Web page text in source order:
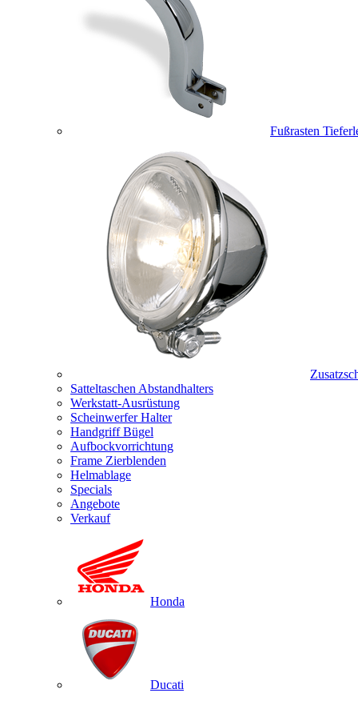
Fußrasten
Satteltaschen Abstandhalters
Werkstatt-Ausrüstung
Scheinwerfer Halter
Handgriff Bügel
Aufbockvorrichtung
Frame Zierblenden
Helmablage
Specials
Angebote
Verkauf
Honda
Ducati